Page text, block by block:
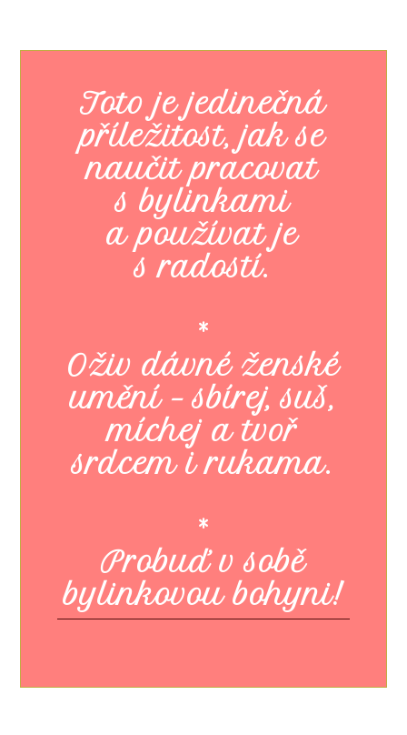
Toto je jedinečná
příležitost, jak se
naučit pracovat
s bylinkami
a používat je
s radostí.
*
Oživ dávné ženské
umění – sbírej, suš,
míchej a tvoř
srdcem i rukama.
*
Probuď v sobě
bylinkovou bohyni!